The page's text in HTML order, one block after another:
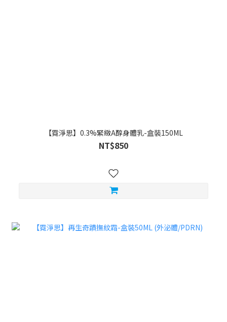
【霓淨思】0.3%緊緻A醇身體乳-盒裝150ML
NT$850